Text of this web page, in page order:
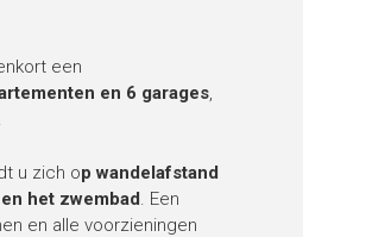
een
en 6 garages,
u zich op wandelafstand
het zwembad . Een
en alle voorzieningen